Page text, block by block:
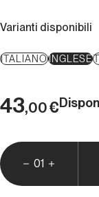
Varianti disponibili
ITALIANOINGLESE
43,00€
01